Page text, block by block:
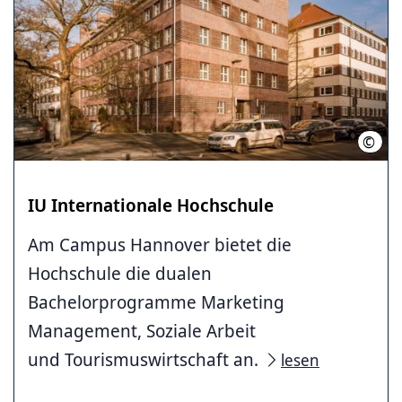
© IUBH
IU Internationale Hochschule
Am Campus Hannover bietet die
Hochschule die dualen
Bachelorprogramme Marketing
Management, Soziale Arbeit
und Tourismuswirtschaft an.
lesen